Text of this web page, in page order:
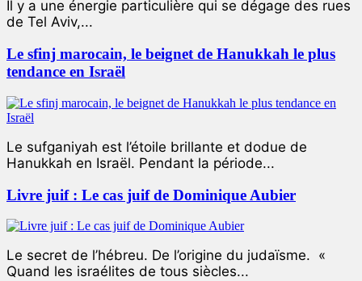
Il y a une énergie particulière qui se dégage des rues
de Tel Aviv,...
Le sfinj marocain, le beignet de Hanukkah le plus
tendance en Israël
Le sufganiyah est l’étoile brillante et dodue de
Hanukkah en Israël. Pendant la période...
Livre juif : Le cas juif de Dominique Aubier
Le secret de l’hébreu. De l’origine du judaïsme. «
Quand les israélites de tous siècles...